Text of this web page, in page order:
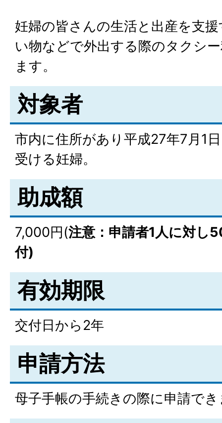
妊婦の皆さんの生活と出産を支
い物などで外出する際のタクシ
ます。
対象者
市内に住所があり平成27年7月1
受ける妊婦。
助成額
7,000円(注意：申請者1人に対し
付)
有効期限
交付日から2年
申請方法
母子手帳の手続きの際に申請で